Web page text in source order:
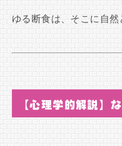
ゆる断食は、そこに自然
【心理学的解説】